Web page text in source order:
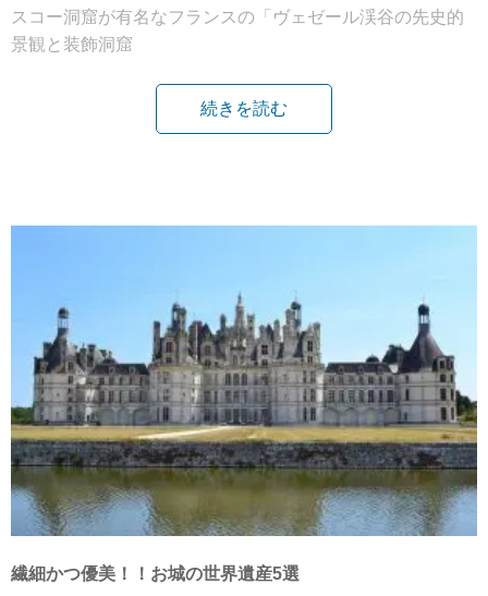
スコー洞窟が有名なフランスの「ヴェゼール渓谷の先史的
景観と装飾洞窟
続きを読む
繊細かつ優美！！お城の世界遺産5選